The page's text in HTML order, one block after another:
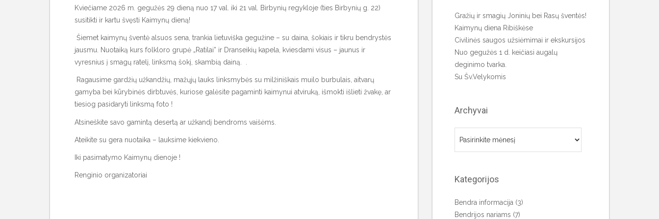
Kviečiame 2026 m. gegužės 29 dieną nuo 17 val. iki 21 val. Birbynių regykloje (ties Birbynių g. 22)
susitikti ir kartu švęsti Kaimynų dieną!
Šiemet kaimynų šventė alsuos sena, trankia lietuviška gegužine – su daina, šokiais ir tikru bendrystės
jausmu. Nuotaiką kurs folkloro grupė „Ratilai” ir Dranseikių kapela, kviesdami visus – jaunus ir
vyresnius į smagų ratelį, linksmą šokį, skambią dainą. .
Ragausime gardžių užkandžių, mažųjų lauks linksmybės su milžiniškais muilo burbulais, aitvarų
gamyba bei kūrybinės dirbtuvės, kuriose galėsite pagaminti kaimynui atviruką, išmokti išlieti žvakę, ar
tiesiog pasidaryti linksmą foto !
Atsineškite savo gamintą desertą ar užkandį bendroms vaišėms.
Ateikite su gera nuotaika – lauksime kiekvieno.
Iki pasimatymo Kaimynų dienoje !
Renginio organizatoriai
Gražių ir smagių Joninių bei Rasų šventės!
Kaimynų diena Ribiškėse
Civilinės saugos užsiėmimai ir ekskursijos
Nuo gegužės 1 d. keičiasi augalų
deginimo tvarka.
Su Šv.Velykomis
Archyvai
Kategorijos
Bendra informacija (3)
Bendrijos nariams (7)